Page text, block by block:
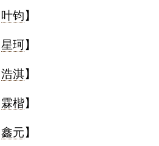
叶钧】
星珂】
浩淇】
霖楷】
鑫元】